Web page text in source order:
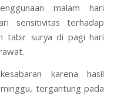
malam hari
sensitivitas terhadap
tabir surya di pagi hari
karena hasil
tergantung pada